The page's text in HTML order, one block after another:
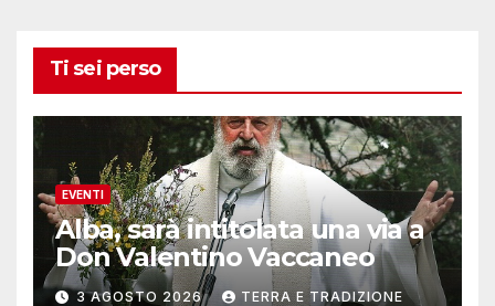
Ti sei perso
EVENTI
Alba, sarà intitolata una via a
Don Valentino Vaccaneo
3 AGOSTO 2026 TERRA E TRADIZIONE